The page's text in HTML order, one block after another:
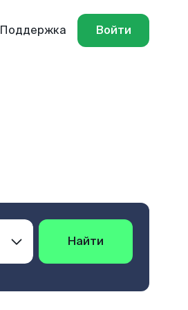
Поддержка Войти
Найти